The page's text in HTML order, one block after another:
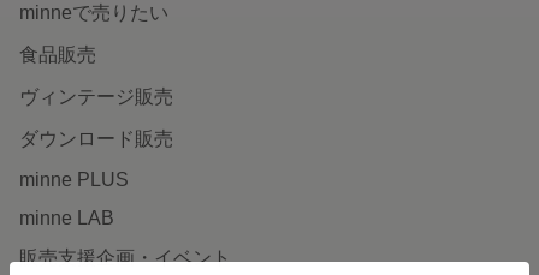
minneで売りたい
食品販売
ヴィンテージ販売
ダウンロード販売
minne PLUS
minne LAB
販売支援企画・イベント